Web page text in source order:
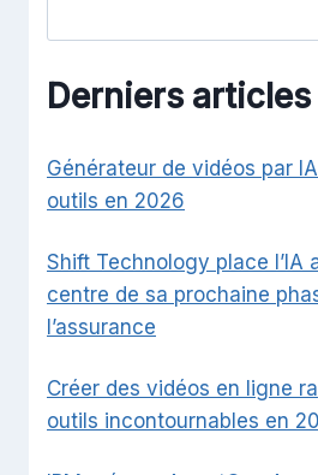
Derniers articles
Générateur de vidéos par
outils en 2026
Shift Technology place l’IA
centre de sa prochaine
l’assurance
Créer des vidéos en ligne
outils incontournables en